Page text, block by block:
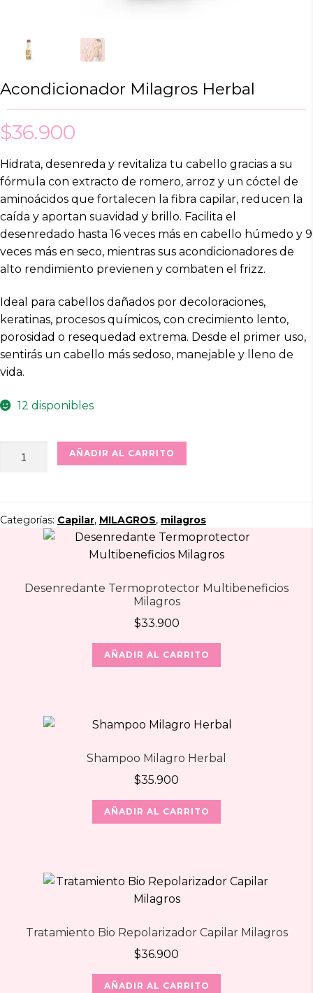
Acondicionador Milagros Herbal
$36.900
Hidrata, desenreda y revitaliza tu cabello gracias a su
fórmula con extracto de romero, arroz y un cóctel de
aminoácidos que fortalecen la fibra capilar, reducen la
caída y aportan suavidad y brillo. Facilita el
desenredado hasta 16 veces más en cabello húmedo y 9
veces más en seco, mientras sus acondicionadores de
alto rendimiento previenen y combaten el frizz.
Ideal para cabellos dañados por decoloraciones,
keratinas, procesos químicos, con crecimiento lento,
porosidad o resequedad extrema. Desde el primer uso,
sentirás un cabello más sedoso, manejable y lleno de
vida.
12 disponibles
AcondicionadorAÑADIR AL CARRITO
Categorías: Capilar, MILAGROS, milagros
Desenredante Termoprotector Multibeneficios
Milagros
$33.900
AÑADIR AL CARRITO
Shampoo Milagro Herbal
$35.900
AÑADIR AL CARRITO
Tratamiento Bio Repolarizador Capilar Milagros
$36.900
AÑADIR AL CARRITO